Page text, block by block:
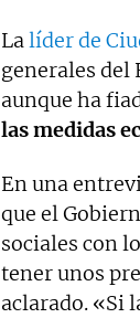
Lalíder de
generales del
aunque ha
las medidas
En una
que el
sociales con
tener unos
aclarado. «Si